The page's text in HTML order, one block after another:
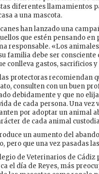
diferentes llamamientos
a una mascota.
han lanzado una
que estén pensando
responsable. «Los
familia debe ser
conlleva gastos, sacrificios
protectoras recomiendan
consulten con un buen
debidamente y que no
de cada persona. Una
por adoptar un animal
de cada animal
un aumento del
pero que una vez pasadas
de Veterinarios de
el día de Reyes, más